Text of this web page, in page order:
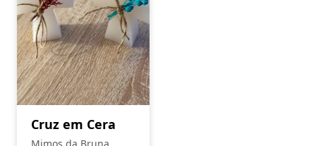
Cruz em Cera